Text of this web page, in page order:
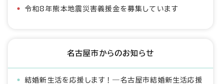
令和8年熊本地震災害義援金を募集しています
名古屋市からのお知らせ
結婚新生活を応援します！―名古屋市結婚新生活応援